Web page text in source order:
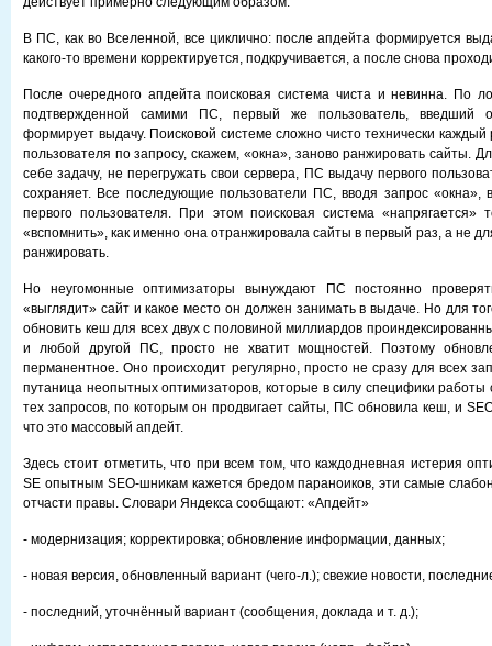
В ПС, как во Вселенной, все циклично: после апдейта формируется
какого-то времени корректируется, подкручивается, а после снова
После очередного апдейта поисковая система чиста и невинна. По
подтвержденной самими ПС, первый же пользователь, введший
формирует выдачу. Поисковой системе сложно чисто технически каждый
пользователя по запросу, скажем, «окна», заново ранжировать сайты.
себе задачу, не перегружать свои сервера, ПС выдачу первого
сохраняет. Все последующие пользователи ПС, вводя запрос «окна»,
первого пользователя. При этом поисковая система «напрягается»
«вспомнить», как именно она отранжировала сайты в первый раз, а не
ранжировать.
Но неугомонные оптимизаторы вынуждают ПС постоянно
«выглядит» сайт и какое место он должен занимать в выдаче. Но для
обновить кеш для всех двух с половиной миллиардов
и любой другой ПС, просто не хватит мощностей. Поэтому
перманентное. Оно происходит регулярно, просто не сразу для всех
путаница неопытных оптимизаторов, которые в силу специфики работы
тех запросов, по которым он продвигает сайты, ПС обновила кеш, и
что это массовый апдейт.
Здесь стоит отметить, что при всем том, что каждодневная истерия
SE опытным SEO-шникам кажется бредом параноиков, эти самые
отчасти правы. Словари Яндекса сообщают: «Апдейт»
- модернизация; корректировка; обновление информации, данных;
- новая версия, обновленный вариант (чего-л.); свежие новости,
- последний, уточнённый вариант (сообщения, доклада и т. д.);